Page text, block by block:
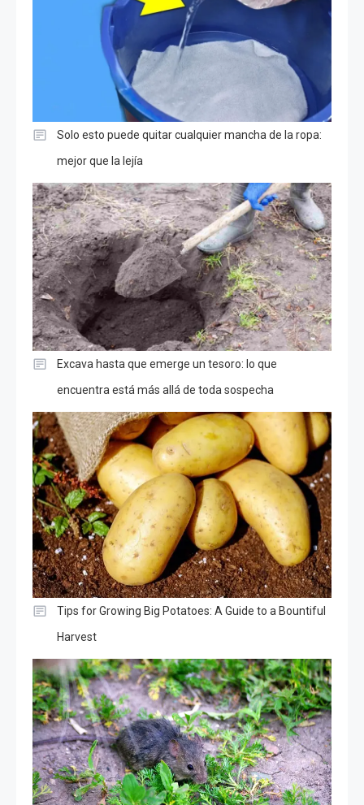
Solo esto puede quitar cualquier mancha de la ropa:
mejor que la lejía
Excava hasta que emerge un tesoro: lo que
encuentra está más allá de toda sospecha
Tips for Growing Big Potatoes: A Guide to a Bountiful
Harvest